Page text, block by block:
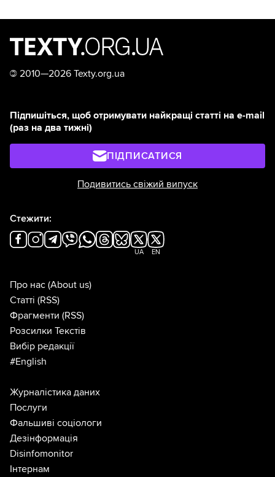
© 2010—2026 Texty.org.ua
Підпишіться, щоб отримувати найкращі статті на e-mail
(раз на два тижні)
ПІДПИСАТИСЯ
Подивитись свіжий випуск
Стежити:
UA EN
Про нас (About us)
Статті (RSS)
Фрагменти (RSS)
Розсилки Текстів
Вибір редакції
#English
Журналістика даних
Послуги
Фальшиві соціологи
Дезінформація
Disinfomonitor
Інтернам